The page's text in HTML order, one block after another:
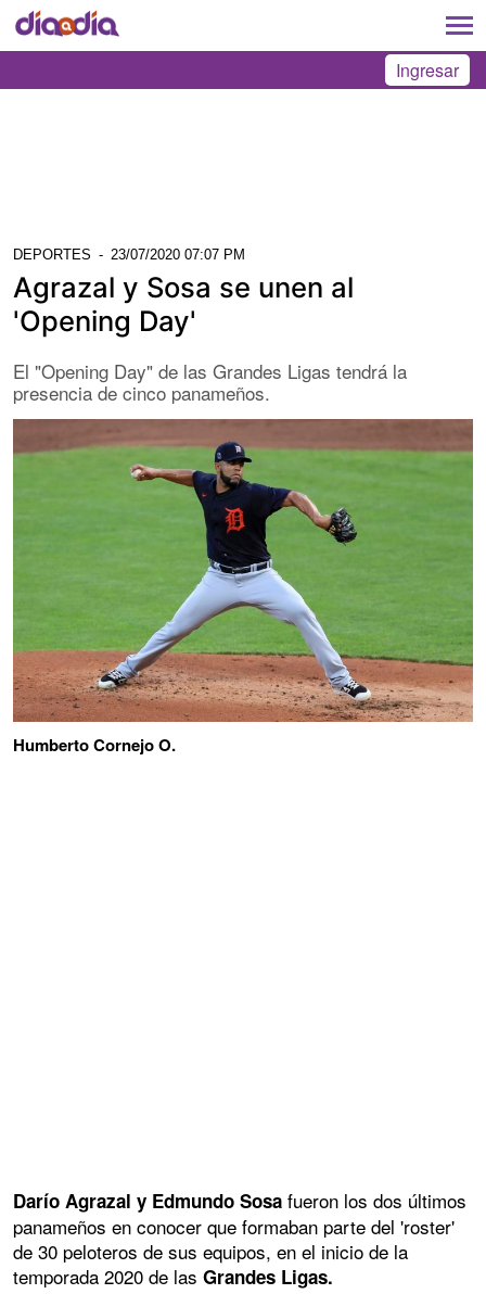
Ingresar
DEPORTES - 23/07/2020 07:07 PM
Agrazal y Sosa se unen al
'Opening Day'
El "Opening Day" de las Grandes Ligas tendrá la
presencia de cinco panameños.
Humberto Cornejo O.
Darío Agrazal y Edmundo Sosa fueron los dos últimos
panameños en conocer que formaban parte del 'roster'
de 30 peloteros de sus equipos, en el inicio de la
temporada 2020 de las Grandes Ligas.